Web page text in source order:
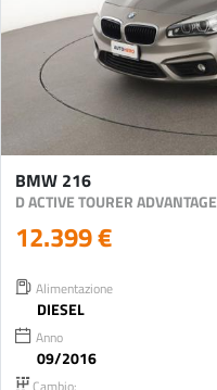
BMW 216
D ACTIVE TOURER ADVANTAGE
12.399 €
Alimentazione
DIESEL
Anno
09/2016
Cambio: